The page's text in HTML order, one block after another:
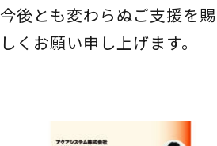
今後とも変わらぬご支援を
しくお願い申し上げます。